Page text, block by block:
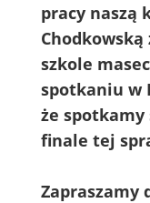
pracy naszą
Chodkowską
szkole
spotkaniu w
że spotkamy
finale tej
Zapraszamy